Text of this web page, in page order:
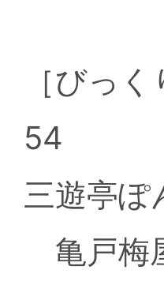
［びっ
54
三遊亭ぽ
亀戸梅